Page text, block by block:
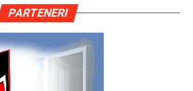
PARTENERI